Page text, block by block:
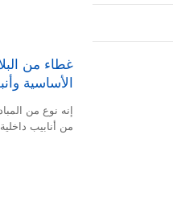
غطاء من
الأساسية
إنه نوع من
من أنابيب